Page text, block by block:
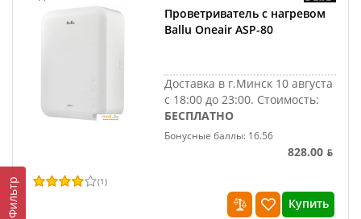
Фильтр
Проветриватель с нагревом
Ballu Oneair ASP-80
Доставка в г.Минск 10 августа
с 18:00 до 23:00. Стоимость:
БЕСПЛАТНО
Бонусные баллы: 16.56
828.00 ƃ
(1)
Купить